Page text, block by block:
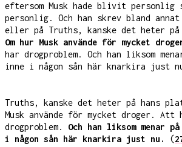
eftersom Musk hade blivit personlig
personlig. Och han skrev bland
eller på Truths, kanske det heter
Om hur Musk använde för mycket
har drogproblem. Och han liksom
inne i någon sån här knarkira just
Truths, kanske det heter på hans
Musk använde för mycket droger. Att
drogproblem. Och han liksom menar
i någon sån här knarkira just nu.
(